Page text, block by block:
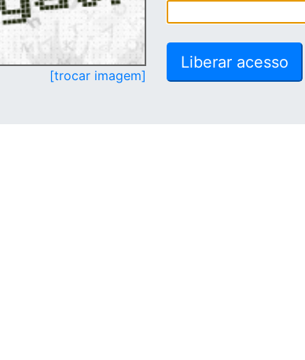
[trocar imagem]